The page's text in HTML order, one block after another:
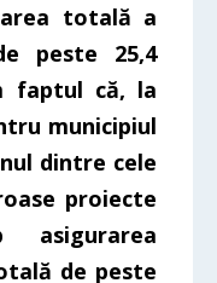
totală a
peste 25,4
faptul că, la
municipiul
dintre cele
proiecte
de peste